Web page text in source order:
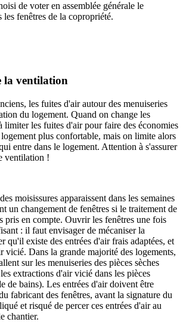
de voter en assemblée générale le
les fenêtres de la copropriété.
la ventilation
les fuites d'air autour des menuiseries
du logement. Quand on change les
limiter les fuites d'air pour faire des économies
plus confortable, mais on limite alors
entre dans le logement. Attention à s'assurer
ventilation !
moisissures apparaissent dans les semaines
un changement de fenêtres si le traitement de
pris en compte. Ouvrir les fenêtres une fois
: il faut envisager de mécaniser la
qu'il existe des entrées d'air frais adaptées, et
vicié. Dans la grande majorité des logements,
sur les menuiseries des pièces sèches
extractions d'air vicié dans les pièces
de bains). Les entrées d'air doivent être
fabricant des fenêtres, avant la signature du
et risqué de percer ces entrées d'air au
chantier.